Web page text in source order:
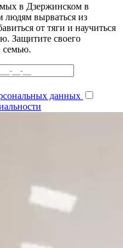
в Дзержинском в
вырваться из
от тяги и научиться
Защитите своего
семью.
данных